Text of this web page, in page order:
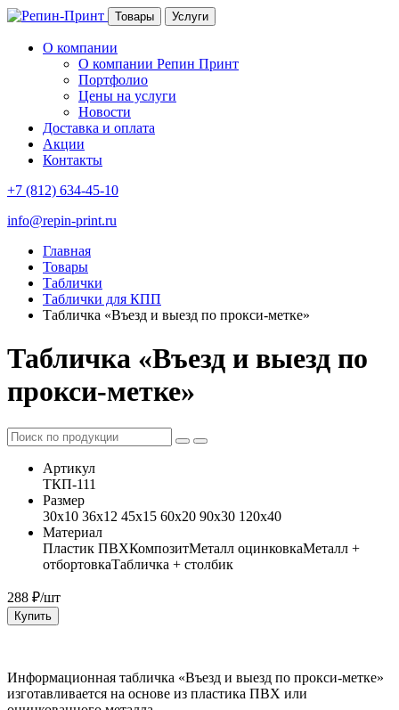
Товары Услуги
О компании
О компании Репин Принт
Портфолио
Цены на услуги
Новости
Доставка и оплата
Акции
Контакты
+7 (812) 634-45-10
info@repin-print.ru
Главная
Товары
Таблички
Таблички для КПП
Табличка «Въезд и выезд по прокси-метке»
Табличка «Въезд и выезд по
прокси-метке»
Артикул
ТКП-111
Размер
30x10 36x12 45x15 60x20 90x30 120x40
Материал
Пластик ПВХКомпозитМеталл оцинковкаМеталл +
отбортовкаТабличка + столбик
288 ₽/шт
Купить
Информационная табличка «Въезд и выезд по прокси-метке»
изготавливается на основе из пластика ПВХ или